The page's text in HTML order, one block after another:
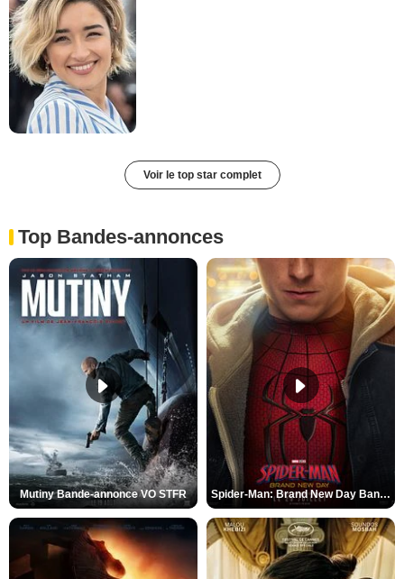
Voir le top star complet
Top Bandes-annonces
Mutiny Bande-annonce VO STFR Spider-Man: Brand New Day Bande-annonce VO STFR